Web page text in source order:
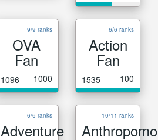
9/9 ranks
OVA
Fan
1096 1000
6/6 ranks
Action
Fan
1535 100
6/6 ranks
Adventure
10/11 ranks